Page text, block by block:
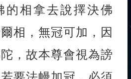
的相拿去說擇決佛
相，無冠可加，因
，故本尊會視為謗